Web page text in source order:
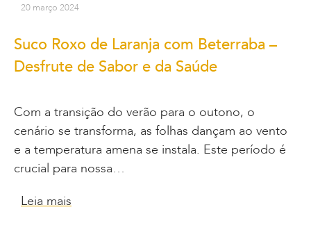
20 março 2024
Suco Roxo de Laranja com Beterraba –
Desfrute de Sabor e da Saúde
Com a transição do verão para o outono, o
cenário se transforma, as folhas dançam ao vento
e a temperatura amena se instala. Este período é
crucial para nossa…
Leia mais